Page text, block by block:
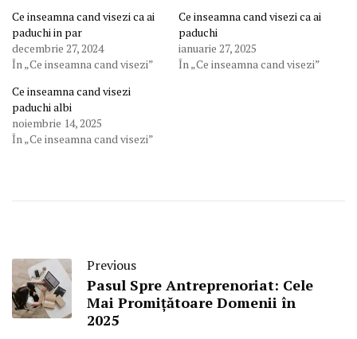
Ce inseamna cand visezi ca ai
paduchi in par
decembrie 27, 2024
În „Ce inseamna cand visezi”
Ce inseamna cand visezi ca ai
paduchi
ianuarie 27, 2025
În „Ce inseamna cand visezi”
Ce inseamna cand visezi
paduchi albi
noiembrie 14, 2025
În „Ce inseamna cand visezi”
Previous
Pasul Spre Antreprenoriat: Cele
Mai Promițătoare Domenii în
2025